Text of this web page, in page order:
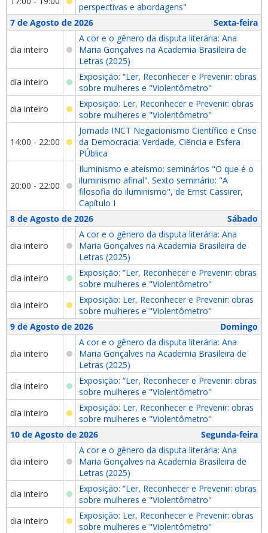
perspectivas e abordagens"
7 de Agosto de 2026
Sexta-feira
dia inteiro
A cor e o gênero da disputa literária: Ana
Maria Gonçalves na Academia Brasileira de
Letras (2025)
dia inteiro
Exposição: “Ler, Reconhecer e Prevenir: obras
sobre mulheres e "Violentômetro"
dia inteiro
Exposição: Ler, Reconhecer e Prevenir: obras
sobre mulheres e "Violentômetro"
14:00 - 22:00
Jornada INCT Negacionismo Científico e Crise
da Democracia: Verdade, Ciëncia e Esfera
PÚblica
20:00 - 22:00
Iluminismo e ateísmo: seminários "O que é o
iluminismo afinal". Sexto seminário: "A
filosofia do iluminismo", de Ernst Cassirer,
Capítulo I
8 de Agosto de 2026
Sábado
dia inteiro
A cor e o gênero da disputa literária: Ana
Maria Gonçalves na Academia Brasileira de
Letras (2025)
dia inteiro
Exposição: “Ler, Reconhecer e Prevenir: obras
sobre mulheres e "Violentômetro"
dia inteiro
Exposição: Ler, Reconhecer e Prevenir: obras
sobre mulheres e "Violentômetro"
9 de Agosto de 2026
Domingo
dia inteiro
A cor e o gênero da disputa literária: Ana
Maria Gonçalves na Academia Brasileira de
Letras (2025)
dia inteiro
Exposição: “Ler, Reconhecer e Prevenir: obras
sobre mulheres e "Violentômetro"
dia inteiro
Exposição: Ler, Reconhecer e Prevenir: obras
sobre mulheres e "Violentômetro"
10 de Agosto de 2026
Segunda-feira
dia inteiro
A cor e o gênero da disputa literária: Ana
Maria Gonçalves na Academia Brasileira de
Letras (2025)
dia inteiro
Exposição: “Ler, Reconhecer e Prevenir: obras
sobre mulheres e "Violentômetro"
dia inteiro
Exposição: Ler, Reconhecer e Prevenir: obras
sobre mulheres e "Violentômetro"